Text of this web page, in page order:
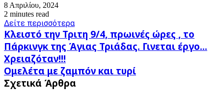
8 Απριλίου, 2024
2 minutes read
Δείτε περισσότερα
Κλειστό
την
Τριτη
9/4,
πρωινές
ώρες
,
Κλειστό την Τριτη 9/4, πρωινές ώρες , το
Πάρκινγκ της Άγιας Τριάδας. Γινεται έργο...
Χρειαζόταν!!!
Ομελέτα
με
ζαμπόν
Ομελέτα με ζαμπόν και τυρί
Σχετικά Άρθρα